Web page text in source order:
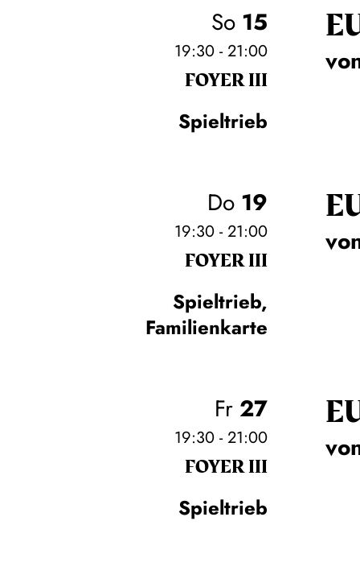
So 15
19:30 - 21:00
FOYER III
Spieltrieb
Do 19
19:30 - 21:00
FOYER III
Spieltrieb,
Familienkarte
Fr27
19:30 - 21:00
FOYER III
Spieltrieb